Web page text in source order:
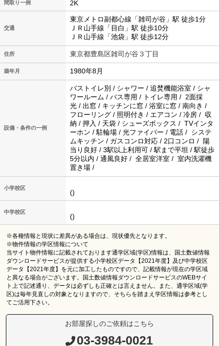
間取り一例 2K
交通
東京メトロ副都心線「雑司が谷」駅 徒歩1分
ＪＲ山手線「目白」駅 徒歩10分
ＪＲ山手線「池袋」駅 徒歩12分
住所 東京都豊島区雑司が谷３丁目
築年月 1980年8月
設備・条件の一例
バストイレ別 / シャワー / 追焚機能浴室 / シャ
ワールーム / バス専用 / トイレ専用 / 2面採
光 / 出窓 / キッチンに窓 / 浴室に窓 / 南向き /
フローリング / 照明付き / エアコン / 冷房 / 収
納 / 押入 / 天袋 / シューズボックス / TVインタ
ーホン / 駐輪場 / 光ファイバー / 電話 / システ
ムキッチン / ガスコンロ対応 / 2口コンロ / 陽
当り良好 / 3駅以上利用可 / 駅まで平坦 / 駅徒歩
5分以内 / 通風良好 / 全居室洋室 / 室内洗濯機
置き場 /
小学校区
()
中学校区
()
※各種情報と現状に差異がある場合は、現状優先となります。
※物件情報の学区情報について
当サイト物件情報に記載されております通学区域(学区)情報は、国土数値情報
ダウンロードサービスが提供する小学校区データ【2021年度】及び中学校区
データ【2021年度】を元に加工したものですので、記載情報が現在の学区域
と異なる場合がございます。国土数値情報ダウンロードサービスのWEBサイ
ト上で記述通り、データは必ずしも正確とは言えません。また、通学区域(学
区)は毎年見直しの対象となりますので、そちらを踏まえ学区情報は参考とし
てご活用下さい。
お部屋探しのご依頼はこちら
03-3984-0021